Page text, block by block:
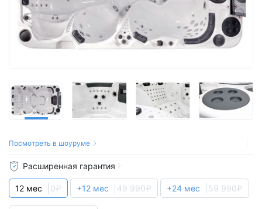
Посмотреть в шоуруме
Расширенная гарантия
12 мес 0₽ +12 мес 49 990₽ +24 мес 59 990₽